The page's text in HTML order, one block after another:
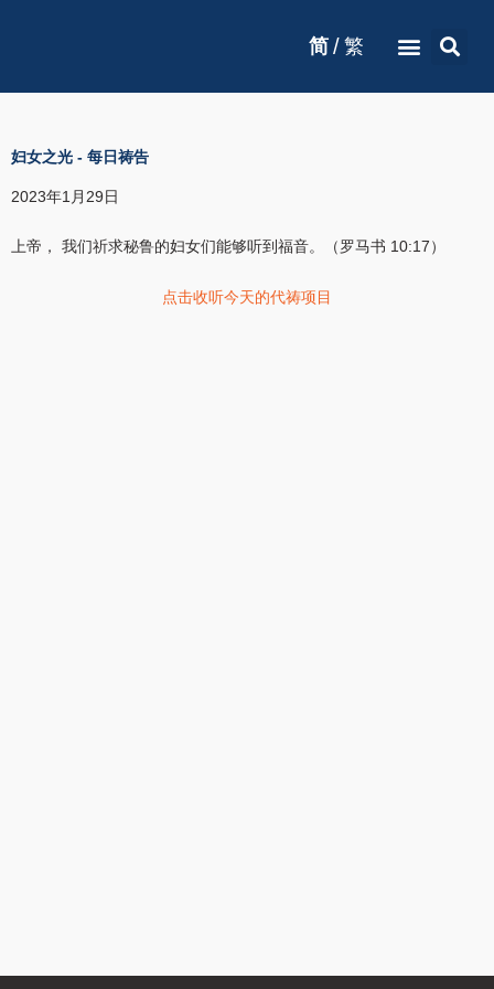
简 / 繁
妇女之光 - 每日祷告
2023年1月29日
上帝， 我们祈求秘鲁的妇女们能够听到福音。（罗马书 10:17）
点击收听今天的代祷项目